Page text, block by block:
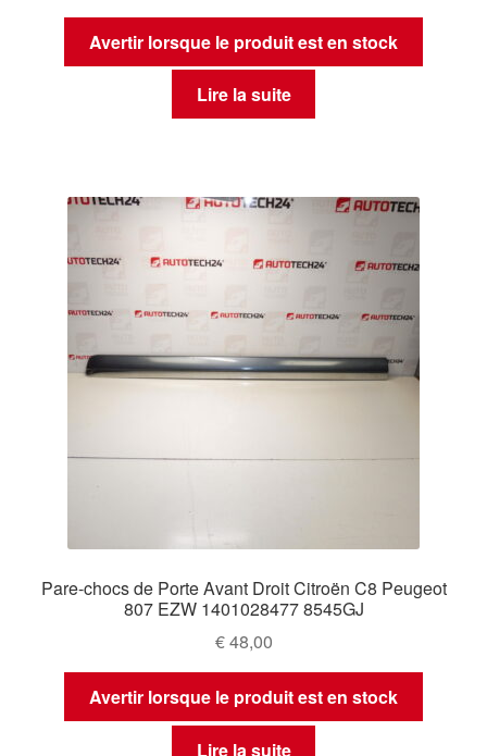
Avertir lorsque le produit est en stock
Lire la suite
Pare-chocs de Porte Avant Droit Citroën C8 Peugeot
807 EZW 1401028477 8545GJ
€48,00
Avertir lorsque le produit est en stock
Lire la suite